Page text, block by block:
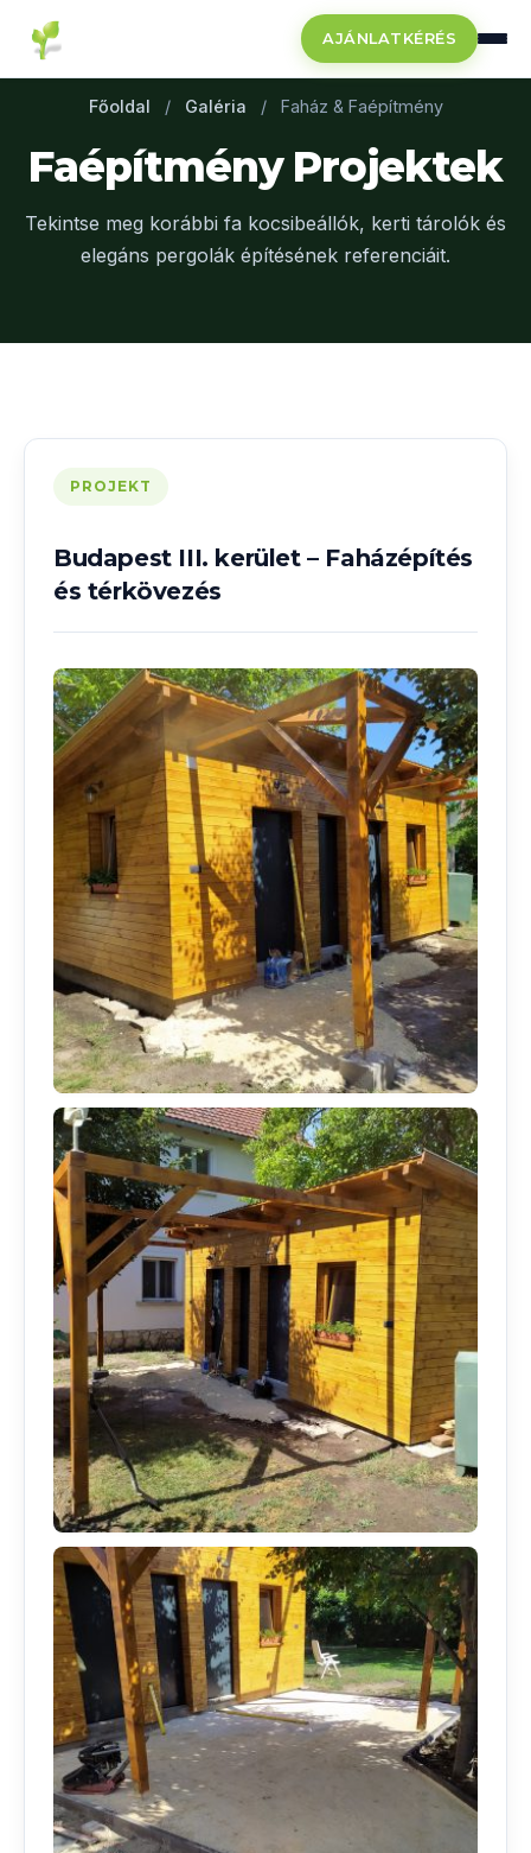
AJÁNLATKÉRÉS
Főoldal / Galéria / Faház & Faépítmény
Faépítmény Projektek
Tekintse meg korábbi fa kocsibeállók, kerti tárolók és
elegáns pergolák építésének referenciáit.
PROJEKT
Budapest III. kerület – Faházépítés
és térkövezés